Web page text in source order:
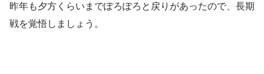
昨年も夕方くらいまでぽろぽろと戻りがあったので、長期
戦を覚悟しましょう。